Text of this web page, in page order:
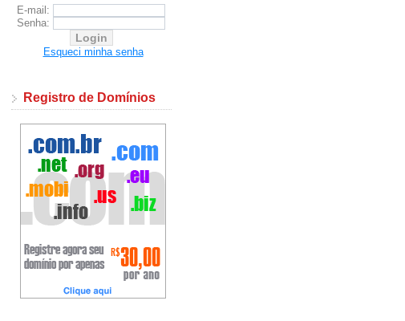
E-mail:
Senha:
Esqueci minha senha
Registro de Domínios